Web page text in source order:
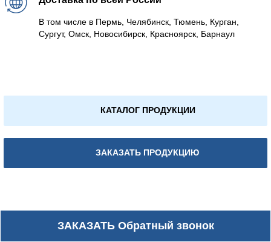
В том числе в Пермь, Челябинск, Тюмень, Курган,
Сургут, Омск, Новосибирск, Красноярск, Барнаул
КАТАЛОГ ПРОДУКЦИИ
ЗАКАЗАТЬ ПРОДУКЦИЮ
ЗАКАЗАТЬОбратный звонок